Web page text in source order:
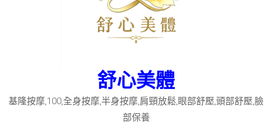
舒心美體
基隆按摩,100,全身按摩,半身按摩,肩頸放鬆,眼部舒壓,頭部舒壓,臉
部保養